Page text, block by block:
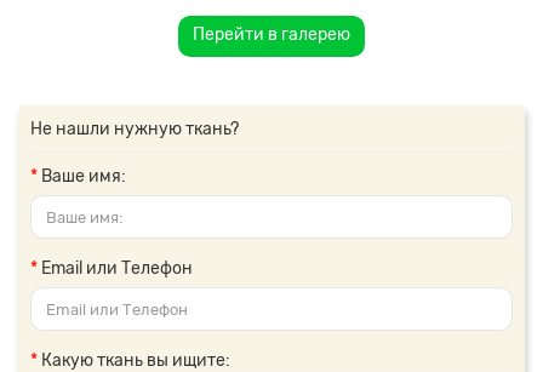
Перейти в галерею
Не нашли нужную ткань?
Ваше имя:
Email или Телефон
Какую ткань вы ищите: